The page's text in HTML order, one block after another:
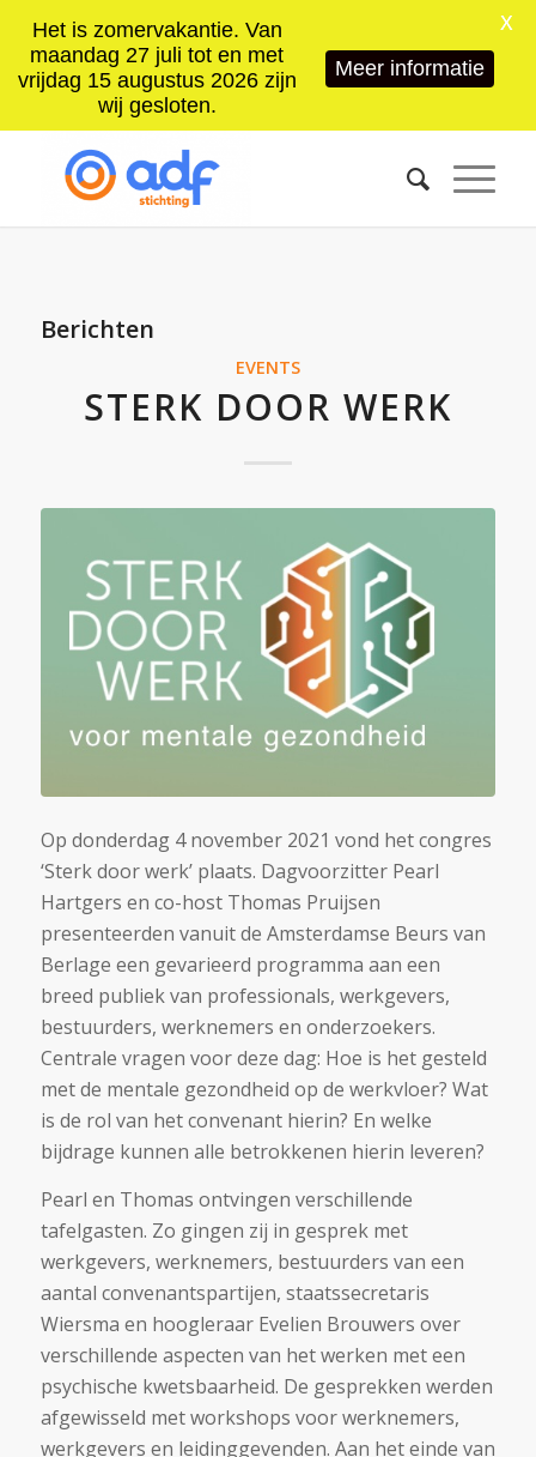
Berichten
EVENTS
STERK DOOR WERK
Op donderdag 4 november 2021 vond het congres
‘Sterk door werk’ plaats. Dagvoorzitter Pearl
Hartgers en co-host Thomas Pruijsen
presenteerden vanuit de Amsterdamse Beurs van
Berlage een gevarieerd programma aan een
breed publiek van professionals, werkgevers,
bestuurders, werknemers en onderzoekers.
Centrale vragen voor deze dag: Hoe is het gesteld
met de mentale gezondheid op de werkvloer? Wat
is de rol van het convenant hierin? En welke
bijdrage kunnen alle betrokkenen hierin leveren?
Pearl en Thomas ontvingen verschillende
tafelgasten. Zo gingen zij in gesprek met
werkgevers, werknemers, bestuurders van een
aantal convenantspartijen, staatssecretaris
Wiersma en hoogleraar Evelien Brouwers over
verschillende aspecten van het werken met een
psychische kwetsbaarheid. De gesprekken werden
afgewisseld met workshops voor werknemers,
werkgevers en leidinggevenden. Aan het einde van
Het is zomervakantie. Van
maandag 27 juli tot en met
vrijdag 15 augustus 2026 zijn
wij gesloten.
Meer informatie
X